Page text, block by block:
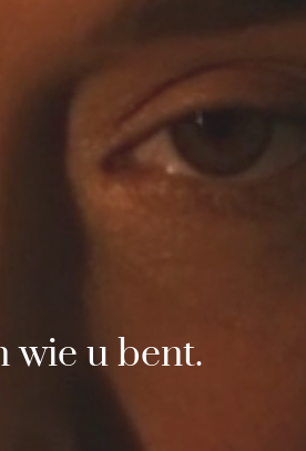
wie u bent.